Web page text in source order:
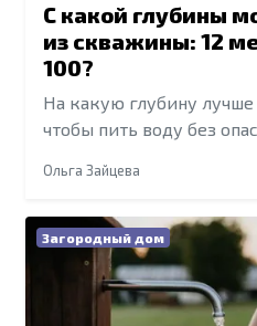
С какой глубины
из скважины: 12
100?
На какую глубину
чтобы пить воду без
Ольга Зайцева
Загородный дом